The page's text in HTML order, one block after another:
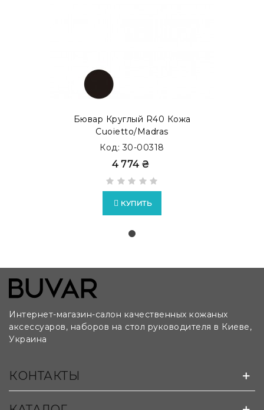
лекалам и чертежам клиента:
Бювар Круглый R40 Кожа
Cuoietto/Madras
Код: 30-00318
4 774 ₴
КУПИТЬ
Интернет-магазин-салон качественных кожаных
аксессуаров, наборов на стол руководителя в Киеве,
Украина
КОНТАКТЫ